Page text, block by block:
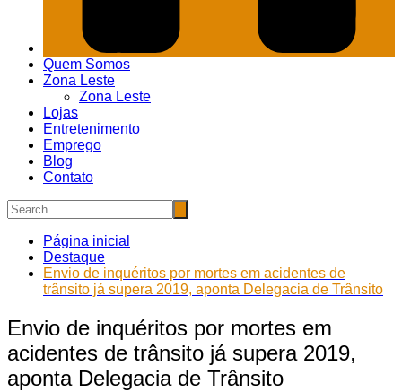
Quem Somos
Zona Leste
Zona Leste
Lojas
Entretenimento
Emprego
Blog
Contato
Página inicial
Destaque
Envio de inquéritos por mortes em acidentes de
trânsito já supera 2019, aponta Delegacia de Trânsito
Envio de inquéritos por mortes em
acidentes de trânsito já supera 2019,
aponta Delegacia de Trânsito